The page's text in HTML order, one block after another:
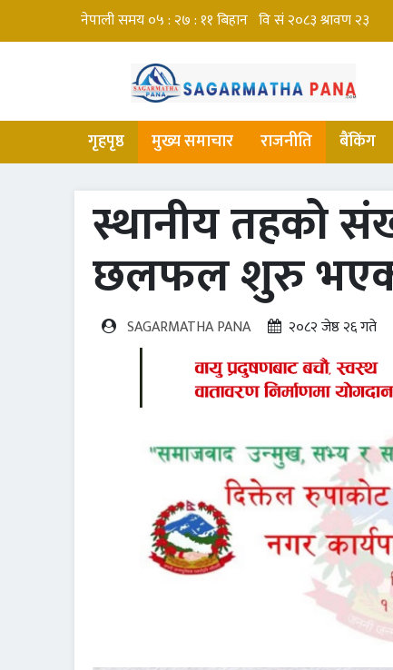
गृहपृष्ठ मुख्य समाचार राजनीति बैंकिंग
स्थानीय तहको
छलफल शुरु भएको
SAGARMATHA PANA २०८२ जेष्ठ २६ गते